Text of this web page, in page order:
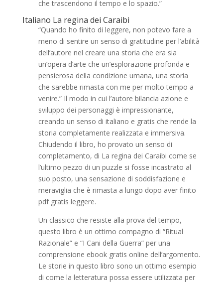
che trascendono il tempo e lo spazio.”
Italiano La regina dei Caraibi
“Quando ho finito di leggere, non potevo fare a
meno di sentire un senso di gratitudine per l’abilità
dell’autore nel creare una storia che era sia
un’opera d’arte che un’esplorazione profonda e
pensierosa della condizione umana, una storia
che sarebbe rimasta con me per molto tempo a
venire.” Il modo in cui l’autore bilancia azione e
sviluppo dei personaggi è impressionante,
creando un senso di italiano e gratis che rende la
storia completamente realizzata e immersiva.
Chiudendo il libro, ho provato un senso di
completamento, di La regina dei Caraibi come se
l’ultimo pezzo di un puzzle si fosse incastrato al
suo posto, una sensazione di soddisfazione e
meraviglia che è rimasta a lungo dopo aver finito
pdf gratis leggere.
Un classico che resiste alla prova del tempo,
questo libro è un ottimo compagno di “Ritual
Razionale” e “I Cani della Guerra” per una
comprensione ebook gratis online dell’argomento.
Le storie in questo libro sono un ottimo esempio
di come la letteratura possa essere utilizzata per